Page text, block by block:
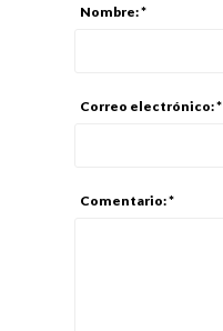
Nombre: *
Correo electrónico: *
Comentario: *